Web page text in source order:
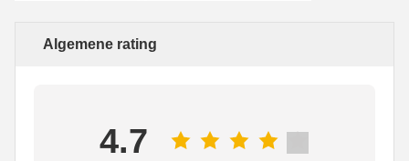
Algemene rating
4.7